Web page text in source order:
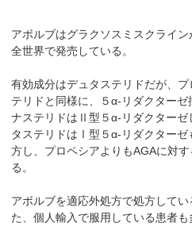
アボルブはグラクソスミスクライ
全世界で発売している。
有効成分はデュタステリドだが、
テリドと同様に、５α-リダクター
ナステリドはⅡ型５α-リダクターゼ
タステリドはⅠ型５α-リダクター
方し、プロペシアよりもAGAに対
る。
アボルブを適応外処方で処方して
た、個人輸入で服用している患者も